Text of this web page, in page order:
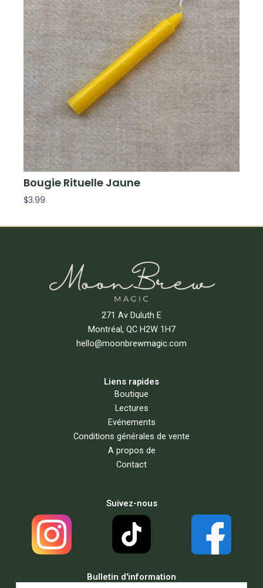
Bougie Rituelle Jaune
$3.99
271 Av Duluth E
Montréal, QC H2W 1H7
hello@moonbrewmagic.com
Liens rapides
Boutique
Lectures
Evénements
Conditions générales de vente
A propos de
Contact
Suivez-nous
Bulletin d'information